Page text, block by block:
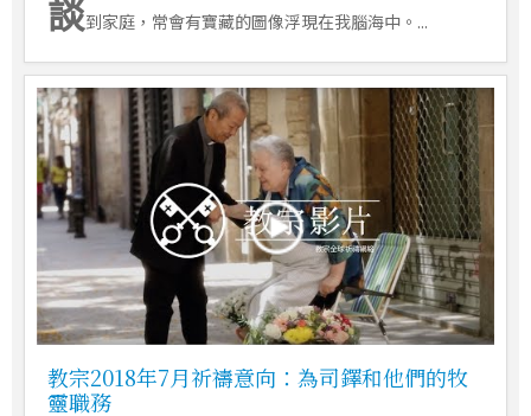
談到家庭，常會有寶藏的圖像浮現在我腦海中。...
教宗2018年7月祈禱意向：為司鐸和他們的牧
靈職務